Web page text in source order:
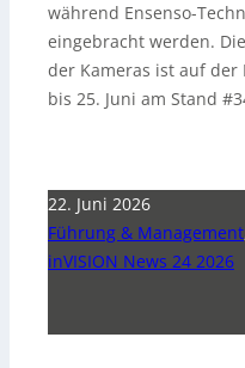
während Ensenso-
eingebracht werden.
der Kameras ist auf der
bis 25. Juni am Stand
22. Juni 2026
Führung & Management
inVISION News 24 2026